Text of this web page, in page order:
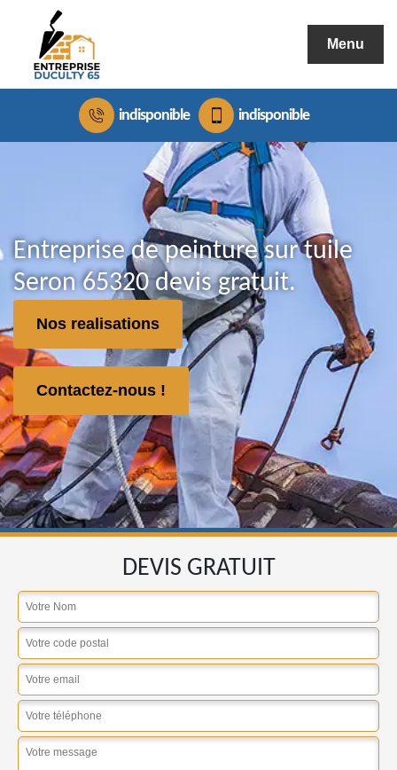
Menu
indisponible indisponible
Entreprise de peinture sur tuile
Seron 65320 devis gratuit.
Nos realisations
Contactez-nous !
DEVIS GRATUIT